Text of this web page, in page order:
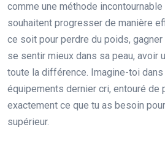
comme une méthode incontournable
souhaitent progresser de manière
ce soit pour perdre du poids,
se sentir mieux dans sa peau, avoir
toute la différence. Imagine-toi dans
équipements dernier cri, entouré de
exactement ce que tu as besoin
supérieur.